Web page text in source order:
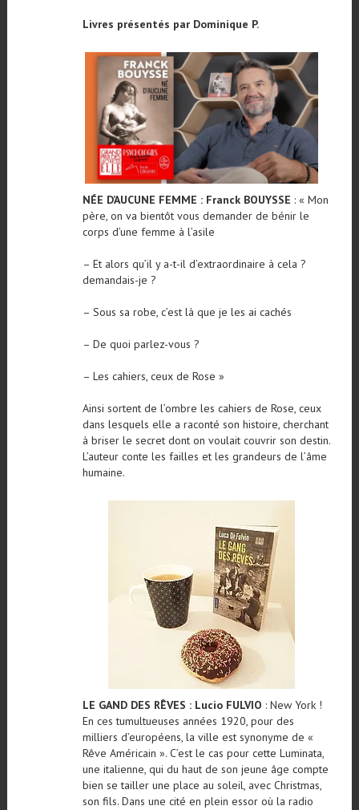
Livres présentés par Dominique P.
NÉE D’AUCUNE FEMME : Franck BOUYSSE : « Mon
père, on va bientôt vous demander de bénir le
corps d’une femme à l’asile
– Et alors qu’il y a-t-il d’extraordinaire à cela ?
demandais-je ?
– Sous sa robe, c’est là que je les ai cachés
– De quoi parlez-vous ?
– Les cahiers, ceux de Rose »
Ainsi sortent de l’ombre les cahiers de Rose, ceux
dans lesquels elle a raconté son histoire, cherchant
à briser le secret dont on voulait couvrir son destin.
L’auteur conte les failles et les grandeurs de l’âme
humaine.
LE GAND DES RÊVES : Lucio FULVIO : New York !
En ces tumultueuses années 1920, pour des
milliers d’européens, la ville est synonyme de «
Rêve Américain ». C’est le cas pour cette Luminata,
une italienne, qui du haut de son jeune âge compte
bien se tailler une place au soleil, avec Christmas,
son fils. Dans une cité en plein essor où la radio